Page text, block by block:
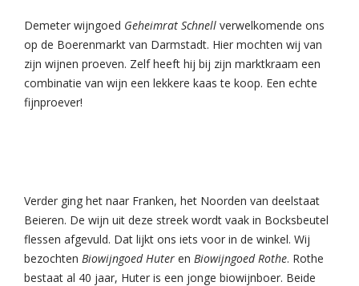
Demeter wijngoed Geheimrat Schnell verwelkomende ons
op de Boerenmarkt van Darmstadt. Hier mochten wij van
zijn wijnen proeven. Zelf heeft hij bij zijn marktkraam een
combinatie van wijn een lekkere kaas te koop. Een echte
fijnproever!
Verder ging het naar Franken, het Noorden van deelstaat
Beieren. De wijn uit deze streek wordt vaak in Bocksbeutel
flessen afgevuld. Dat lijkt ons iets voor in de winkel. Wij
bezochten Biowijngoed Huter en Biowijngoed Rothe. Rothe
bestaat al 40 jaar, Huter is een jonge biowijnboer. Beide